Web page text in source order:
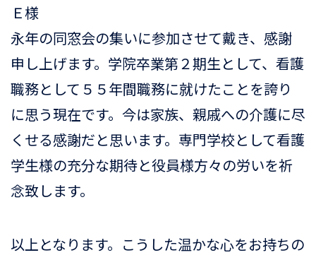
Ｅ様
永年の同窓会の集いに参加させて戴き、感謝
申し上げます。学院卒業第２期生として、看護
職務として５５年間職務に就けたことを誇り
に思う現在です。今は家族、親戚への介護に尽
くせる感謝だと思います。専門学校として看護
学生様の充分な期待と役員様方々の労いを祈
念致します。
以上となります。こうした温かな心をお持ちの